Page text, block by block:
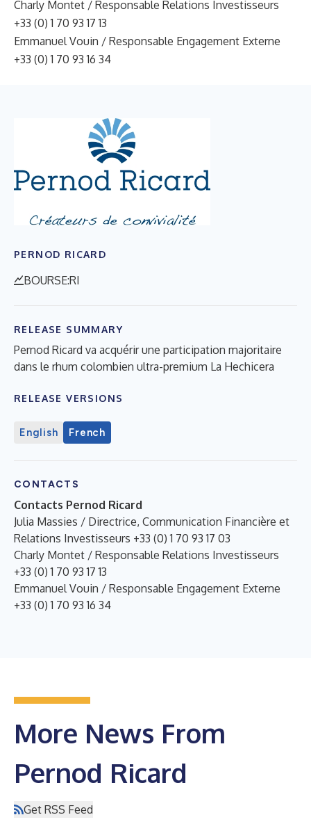
Charly Montet / Responsable Relations Investisseurs
+33 (0) 1 70 93 17 13
Emmanuel Vouin / Responsable Engagement Externe
+33 (0) 1 70 93 16 34
PERNOD RICARD
BOURSE:RI
RELEASE SUMMARY
Pernod Ricard va acquérir une participation majoritaire
dans le rhum colombien ultra-premium La Hechicera
RELEASE VERSIONS
English French
CONTACTS
Contacts Pernod Ricard
Julia Massies / Directrice, Communication Financière et
Relations Investisseurs +33 (0) 1 70 93 17 03
Charly Montet / Responsable Relations Investisseurs
+33 (0) 1 70 93 17 13
Emmanuel Vouin / Responsable Engagement Externe
+33 (0) 1 70 93 16 34
More News From
Pernod Ricard
Get RSS Feed